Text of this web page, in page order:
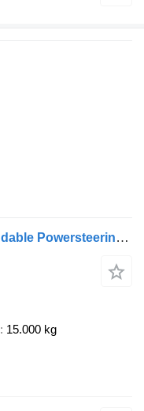
Faymonville STZ-4AAU 2 x Extandable Powersteering Ramps!
15.000 kg